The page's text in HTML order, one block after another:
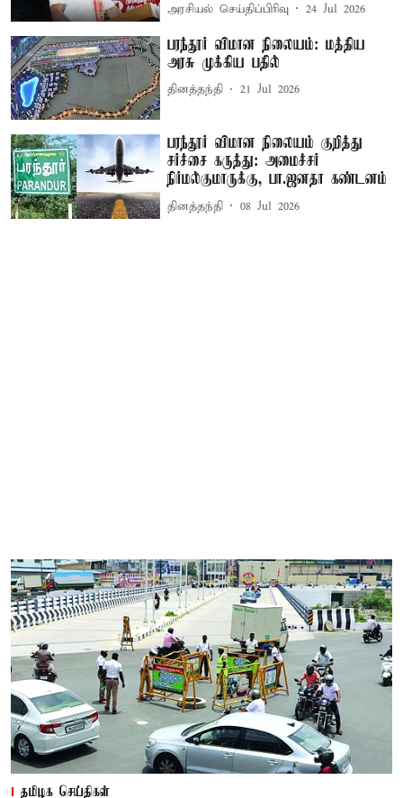
அரசியல் செய்திப்பிரிவு 24 Jul 2026
பரந்தூர் விமான நிலையம்: மத்திய
அரசு முக்கிய பதில்
தினத்தந்தி 21 Jul 2026
பரந்தூர் விமான நிலையம் குறித்து
சர்ச்சை கருத்து: அமைச்சர்
நிர்மல்குமாருக்கு, பா.ஜனதா கண்டனம்
தினத்தந்தி 08 Jul 2026
தமிழக செய்திகள்